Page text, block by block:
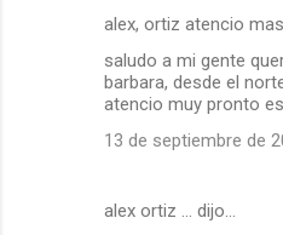
alex, ortiz atencio
saludo a mi gente
barbara, desde el
atencio muy pronto
13 de septiembre de
alex ortiz ... dijo…